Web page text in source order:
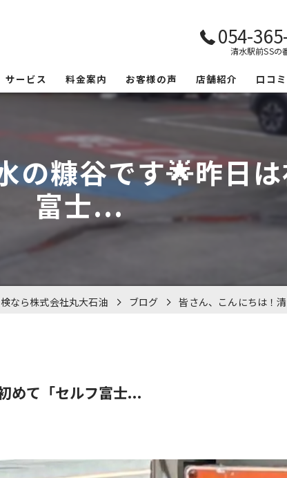
054-
清水駅前SSの
サービス 料金案内 お客様の声 店舗紹介 口コミ
の糠谷です🌟昨日
富士...
なら株式会社丸大石油 ブログ 皆さん、こんにちは！
めて「セルフ富士...